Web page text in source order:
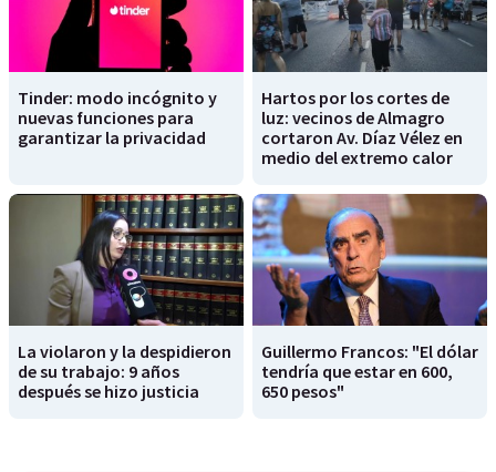
Tinder: modo incógnito y
nuevas funciones para
garantizar la privacidad
Hartos por los cortes de
luz: vecinos de Almagro
cortaron Av. Díaz Vélez en
medio del extremo calor
La violaron y la despidieron
de su trabajo: 9 años
después se hizo justicia
Guillermo Francos: "El dólar
tendría que estar en 600,
650 pesos"